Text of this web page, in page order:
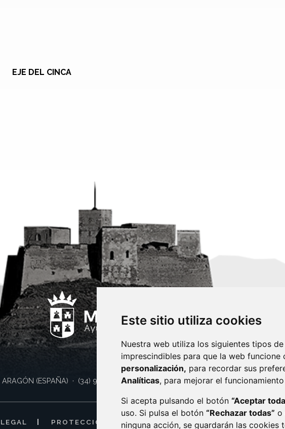
Este sitio utiliza cookies
Nuestra web utiliza los siguientes tipos
imprescindibles para que la web funcione
personalización, para recordar sus
Analíticas, para mejorar el
Si acepta pulsando el botón “Aceptar
uso. Si pulsa el botón “Rechazar todas” o
ninguna acción, se guardarán las cookies
EJE DEL CINCA
ARAGÓN (ESPAÑA) · (34) 974 400 700 ·sac@monzon.es
PROTECCIÓN DE DATOS POLÍTICA DE COOKIES